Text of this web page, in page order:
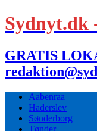
Sydnyt.dk
GRATIS
Aabenraa
Haderslev
Sønderborg
Tønder